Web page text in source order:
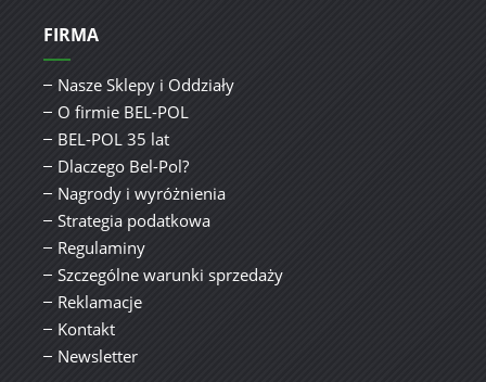
FIRMA
Nasze Sklepy i Oddziały
O firmie BEL-POL
BEL-POL 35 lat
Dlaczego Bel-Pol?
Nagrody i wyróżnienia
Strategia podatkowa
Regulaminy
Szczególne warunki sprzedaży
Reklamacje
Kontakt
Newsletter